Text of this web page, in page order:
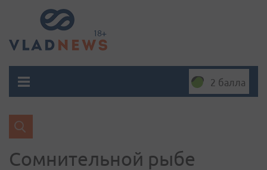
2 балла
Сомнительной рыбе